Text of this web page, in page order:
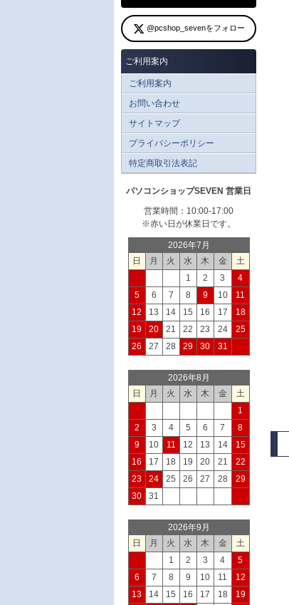
@pcshop_sevenをフォロー
ご利用案内
ご利用案内
お問い合わせ
サイトマップ
プライバシーポリシー
特定商取引法表記
パソコンショップSEVEN 営業日
営業時間：10:00-17:00
※赤い日が休業日です。
2026年7月
日
月 火 水 木 金
土
1
2 3
4
5
6 7 8 9 10
11
12
13 14 15 16 17
18
19
20 21 22 23 24
25
26
27 28 29 30 31
2026年8月
日
月 火 水 木 金
土
1
2
3 4 5 6 7
8
9
10 11 12 13 14
15
16
17 18 19 20 21
22
23
24 25 26 27 28
29
30
31
2026年9月
日
月 火 水 木 金
土
1
2 3 4
5
6
7 8 9 10 11
12
13
14 15 16 17 18
19